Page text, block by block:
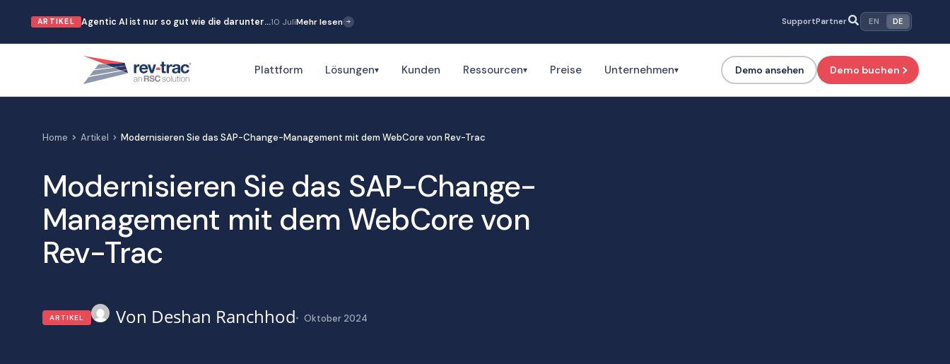
springen
ARTIKEL Agentic AI ist nur so gut wie die darunter…10 JuliMehr lesen SupportPartner EN DE
Plattform Lösungen▾ Kunden Ressourcen▾ Preise Unternehmen▾ Demo ansehen Demo buchen
Home Artikel Modernisieren Sie das SAP-Change-Management mit dem WebCore von Rev-Trac
Modernisieren Sie das SAP-Change-
Management mit dem WebCore von
Rev-Trac
ARTIKEL Deshan Ranchhod Oktober 2024